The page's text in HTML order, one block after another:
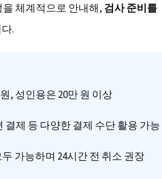
체계적으로 안내해, 검사 준비를
.
, 성인용은 20만 원 이상
제 등 다양한 결제 수단 활용 가능
가능하며 24시간 전 취소 권장